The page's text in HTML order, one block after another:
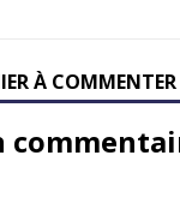
À COMMENTER